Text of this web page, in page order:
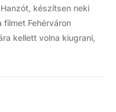
készítsen neki
Fehérváron
kellett volna kiugrani,